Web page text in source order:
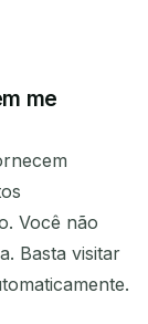
me
Você não
Basta visitar